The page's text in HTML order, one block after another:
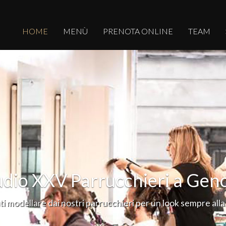
HOME MENÙ PRENOTA ONLINE TEAM
nel campo del taglio di capelli, del colore e